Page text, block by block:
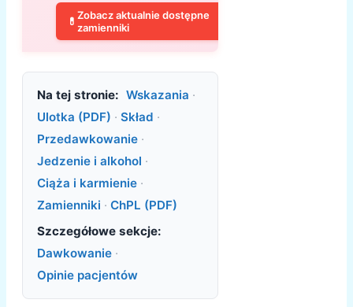
💊 Zobacz aktualnie dostępne
zamienniki
Na tej stronie: Wskazania ·
Ulotka (PDF) · Skład ·
Przedawkowanie ·
Jedzenie i alkohol ·
Ciąża i karmienie ·
Zamienniki · ChPL (PDF)
Szczegółowe sekcje:
Dawkowanie ·
Opinie pacjentów